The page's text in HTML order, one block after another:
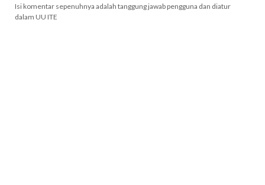
Isi komentar sepenuhnya adalah tanggung jawab pengguna dan diatur
dalam UU ITE